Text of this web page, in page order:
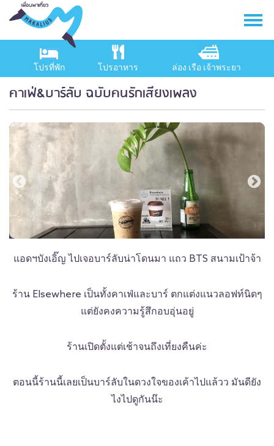
โปรที่พัก โปรอาหาร ล่อง เรือ เจ้าพระยา
คาเฟ่&บาร์ลับ ฉบับคนรักเสียงเพลง
แอดฯบังเอิ๊ญ ไปเจอบาร์ลับน่าโดนมา แถว BTS สนามเป้าจ้า
ร้าน Elsewhere เป็นทั้งคาเฟ่และบาร์ ตกแต่งแนวลอฟท์นิดๆ
แต่ยังคงความรู้สึกอบอุ่นอยู่
ร้านเปิดตั้งแต่เช้าจนถึงเที่ยงคืนค่ะ
ตอนนี้ร้านนี้เลยเป็นบาร์ลับในดวงใจของเค้าไปแล้วว มันดียัง
ไงไปดูกันน๊ะ